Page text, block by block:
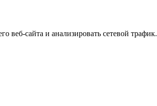
веб-сайта и анализировать сетевой трафик.